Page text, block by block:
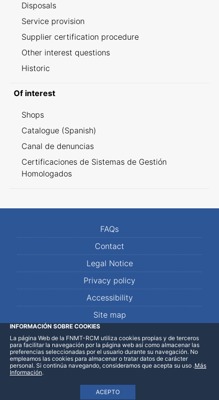
Disposals
Service provision
Supplier certification procedure
Other interest questions
Historic
Of interest
Shops
Catalogue (Spanish)
Canal de denuncias
Certificaciones de Sistemas de Gestión
Homologados
FAQs
Contact
Legal Notice
Privacy policy
Accessibility
Site map
LinkedInFacebookWhatsApp
INFORMACIÓN SOBRE COOKIES
La página Web de la FNMT-RCM utiliza cookies propias y de terceros
para facilitar la navegación por la página web así como almacenar las
preferencias seleccionadas por el usuario durante su navegación. No
empleamos las cookies para almacenar o tratar datos de carácter
personal. Si continúa navegando, consideramos que acepta su uso
ACEPTO
.Más
Información.